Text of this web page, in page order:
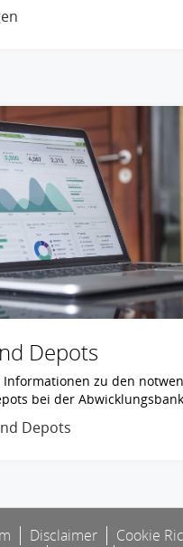
Depots
Informationen zu den
bei der Abwicklungsbank.
Depots
Disclaimer
Cookie